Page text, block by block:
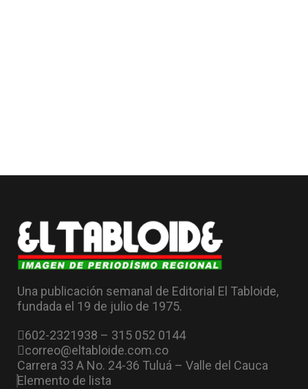
Una publicación semanal de Editorial El Tabloide,
fundada el 19 de julio de 1975.
602-2321938 – 315 052 0144
correo@eltabloide.com.co
Carrera 33 A No. 24-36 Tuluá – Valle del Cauca
Elemento de lista